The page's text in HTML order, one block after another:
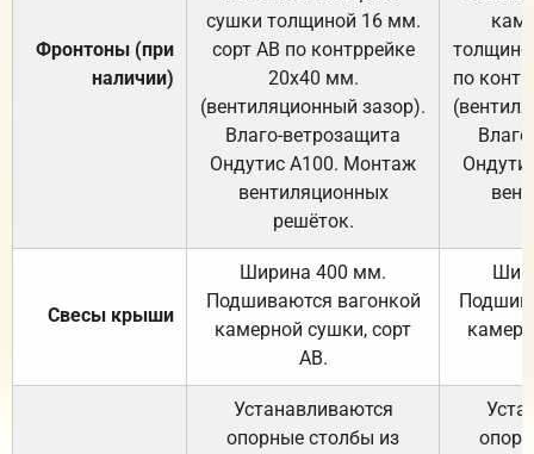
Фронтоны (при
наличии)
сушки толщиной 16 мм.
сорт АВ по контррейке
20х40 мм.
(вентиляционный зазор).
Влаго-ветрозащита
Ондутис А100. Монтаж
вентиляционных
решёток.
по
Свесы крыши
Ширина 400 мм.
Подшиваются вагонкой
камерной сушки, сорт
АВ.
Устанавливаются
опорные столбы из